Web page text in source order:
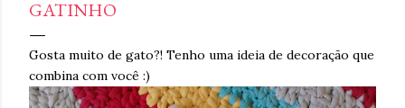
GATINHO
Gosta muito de gato?! Tenho uma ideia de decoração que
combina com você :)